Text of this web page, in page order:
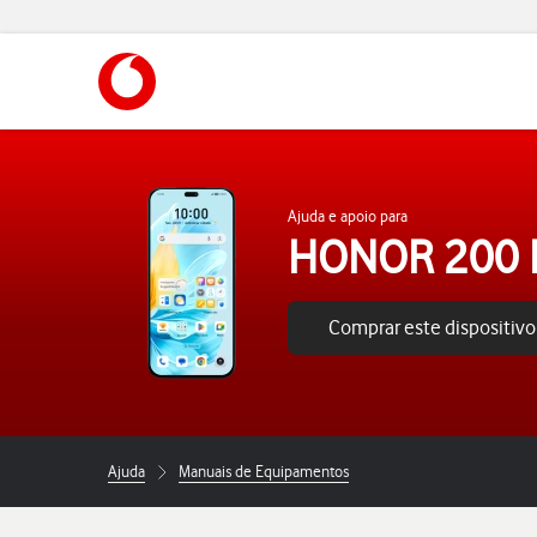
Ajuda e apoio para
HONOR 200
Comprar este dispositivo
Ajuda Manuais de Equipamentos